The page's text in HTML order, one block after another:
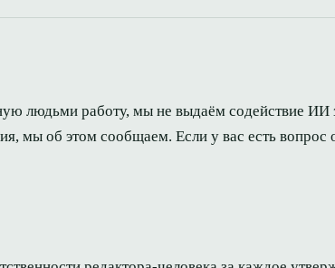
людьми работу, мы не выдаём содействие ИИ
мы об этом сообщаем. Если у вас есть вопрос